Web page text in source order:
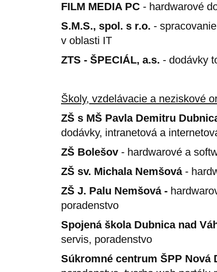
FILM MEDIA PC - hardwarové
S.M.S., spol. s r.o. -
v oblasti IT
ZTS - ŠPECIÁL, a.s. - dodávky
Školy, vzdelávacie a neziskové
ZŠ s MŠ Pavla Demitru
dodávky, intranetová a
ZŠ Bolešov - hardwarové a
ZŠ sv. Michala Nemšová-
ZŠ J. Palu Nemšová -
poradenstvo
Spojená škola Dubnica nad
servis, poradenstvo
Súkromné centrum ŠPP Nová